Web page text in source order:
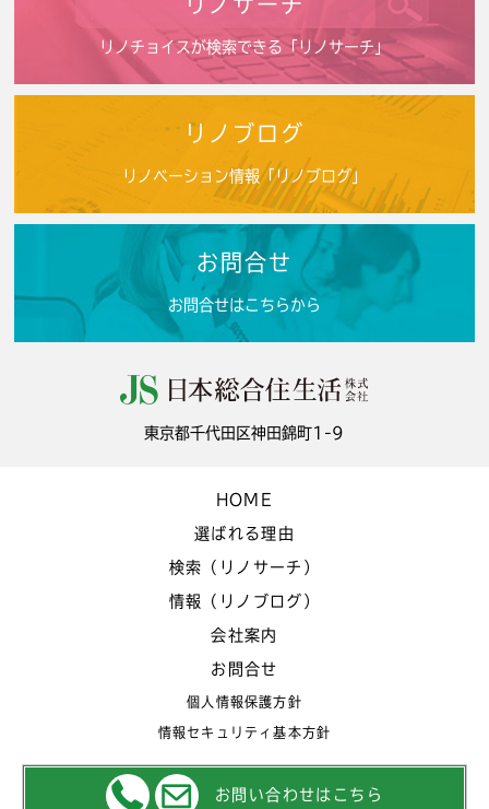
リノサーチ
リノチョイスが検索できる「リノサーチ」
リノブログ
リノベーション情報「リノブログ」
お問合せ
お問合せはこちらから
東京都千代田区神田錦町1-9
HOME
選ばれる理由
検索（リノサーチ）
情報（リノブログ）
会社案内
お問合せ
個人情報保護方針
情報セキュリティ基本方針
お問い合わせはこちら